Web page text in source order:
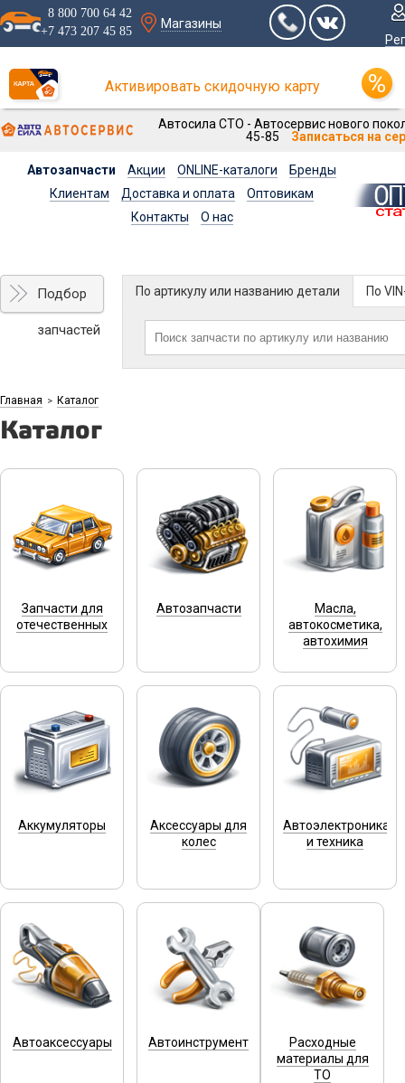
8 800 700 64 42
+7 473 207 45 85
Магазины
Активировать скидочную карту
Автосила СТО - Автосервис нового
45-85
Записаться на
Автозапчасти Акции ONLINE-каталоги
Бренды
Клиентам
Доставка и оплата
Оптовикам
Контакты
О нас
Подбор
запчастей
По артикулу или названию детали По
Главная > Каталог
Каталог
Запчасти для
отечественных
Автозапчасти
Масла,
автокосметика,
автохимия
Аккумуляторы
Аксессуары для
колес
Автоэлектроника
и техника
Автоаксессуары Автоинструмент
Расходные
материалы для
ТО